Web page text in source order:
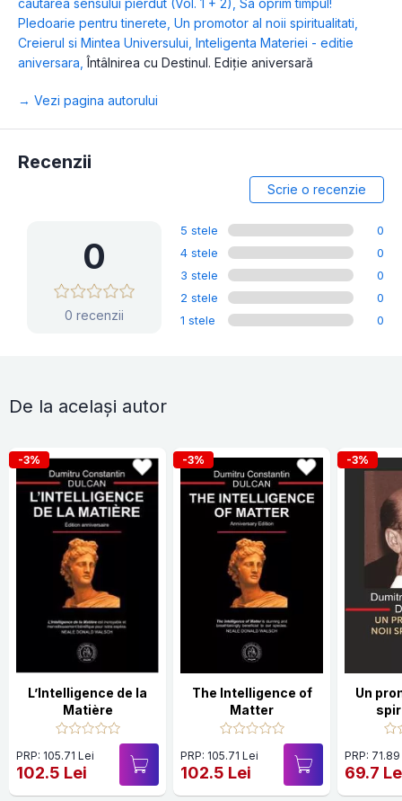
Pledoarie pentru tinerete Un promotor al noii spiritualitati
Creierul si Mintea Universului Inteligenta Materiei - editie
aniversara ,Întâlnirea cu Destinul. Ediție aniversară
→ Vezi pagina autorului
Recenzii
Scrie o recenzie
0
0 recenzii
5 stele
0
4 stele
0
3 stele
0
2 stele
0
1 stele
0
De la același autor
-3%
L’Intelligence de la
Matière
PRP: 105.71 Lei
102.5 Lei
-3%
The Intelligence of
Matter
PRP: 105.71 Lei
102.5 Lei
-3%
Un
PRP:
69.7